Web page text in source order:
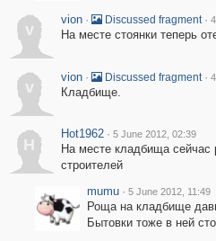
v
vion · Discussed fragment ·
На месте стоянки теперь
v
vion · Discussed fragment ·
Кладбище.
H
Hot1962 · 5 June 2012, 02:39
На месте кладбища сейчас
строителей
mumu · 5 June 2012, 11:49
Роща на кладбище
Бытовки тоже в ней